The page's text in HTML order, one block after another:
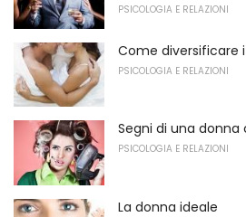
PSICOLOGIA E RELAZIONI
Come diversificare
PSICOLOGIA E RELAZIONI
Segni di una
PSICOLOGIA E RELAZIONI
La donna ideale